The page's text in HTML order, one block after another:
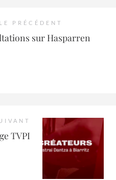
PRÉCÉDENT
sur Hasparren
TVPI